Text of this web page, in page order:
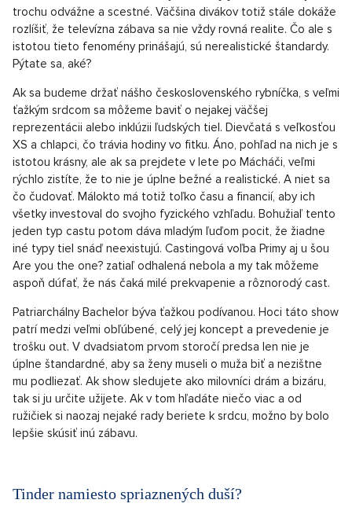
začína správou, lajkom alebo „odvážnym“ kliknutím na tlačidlo
follow. Rovnako ako všetky ostatné aspekty nášho života, aj
randenie skvelo odráža našu spoločnosť a digitálnu dobu,
ktorá nás sprevádza. Držíme s tým tempom ale vôbec krok?
Fenomén zoznamovacích šou
Luxusní penthouse na prodej, Praha 6 - 226m, Praha 6SHOW PROPERTY
Tvrdiť, že zoznamovacie reality šou zabíjajú romantiku, by bolo
trochu odvážne a scestné. Väčšina divákov totiž stále dokáže
rozlíšiť, že televízna zábava sa nie vždy rovná realite. Čo ale s
istotou tieto fenomény prinášajú, sú nerealistické štandardy.
Pýtate sa, aké?
ťažkým srdcom sa môžeme baviť o nejakej väčšej
reprezentácii alebo inklúzii ľudských tiel. Dievčatá s veľkosťou
XS a chlapci, čo trávia hodiny vo fitku. Áno, pohľad na nich je s
istotou krásny, ale ak sa prejdete v lete po Mácháči, veľmi
rýchlo zistíte, že to nie je úplne bežné a realistické. A niet sa
čo čudovať. Málokto má totiž toľko času a financií, aby ich
všetky investoval do svojho fyzického vzhľadu. Bohužiaľ tento
jeden typ castu potom dáva mladým ľuďom pocit, že žiadne
aspoň dúfať, že nás čaká milé prekvapenie a rôznorodý cast.